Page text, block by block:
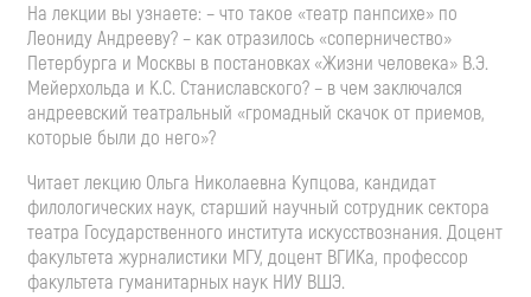
На лекции вы узнаете: – что такое «театр панпсихе» по
Леониду Андрееву? – как отразилось «соперничество»
Петербурга и Москвы в постановках «Жизни человека» В.Э.
Мейерхольда и К.С. Станиславского? – в чем заключался
андреевский театральный «громадный скачок от приемов,
которые были до него»?
Читает лекцию Ольга Николаевна Купцова, кандидат
филологических наук, старший научный сотрудник сектора
театра Государственного института искусствознания. Доцент
факультета журналистики МГУ, доцент ВГИКа, профессор
факультета гуманитарных наук НИУ ВШЭ.